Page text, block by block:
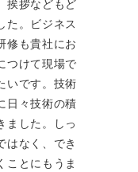
挨拶などもど
た。ビジネス
修も貴社にお
つけて現場で
いです。技術
日々技術の積
ました。しっ
はなく、でき
ことにもうま